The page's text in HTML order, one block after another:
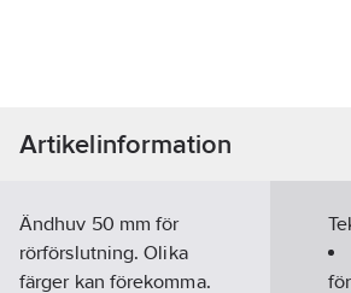
Artikelinformation
Ändhuv 50 mm för
rörförslutning. Olika
färger kan förekomma.